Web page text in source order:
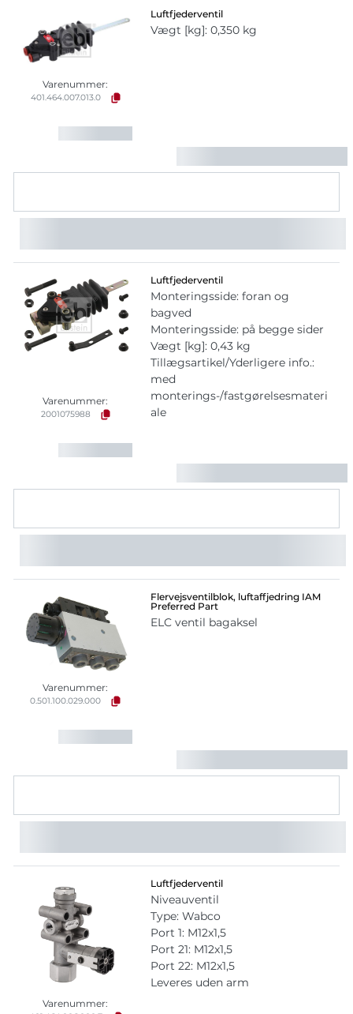
Varenummer:
401.464.007.013.0
Luftfjederventil
Vægt [kg]: 0,350 kg
Varenummer:
2001075988
Luftfjederventil
Monteringsside: foran og
bagved
Monteringsside: på begge sider
Vægt [kg]: 0,43 kg
Tillægsartikel/Yderligere info.:
med
monterings-/fastgørelsesmateri
ale
Varenummer:
0.501.100.029.000
Flervejsventilblok, luftaffjedring IAM
Preferred Part
ELC ventil bagaksel
Varenummer:
Luftfjederventil
Niveauventil
Type: Wabco
Port 1: M12x1,5
Port 21: M12x1,5
Port 22: M12x1,5
Leveres uden arm